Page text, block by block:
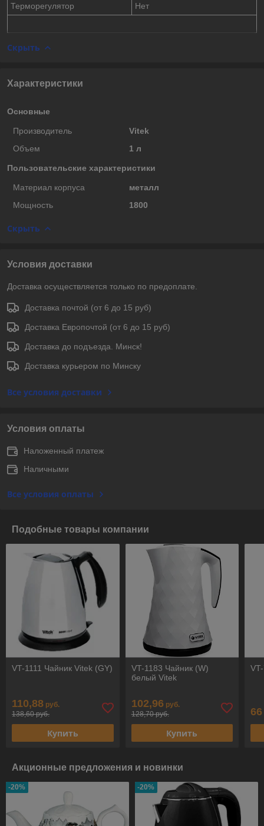
Терморегулятор
Нет
Скрыть
Характеристики
Основные
Производитель
Vitek
Объем
1 л
Пользовательские характеристики
Материал корпуса
металл
Мощность
1800
Скрыть
Условия доставки
Доставка осуществляется только по предоплате.
Доставка почтой (от 6 до 15 руб)
Доставка Европочтой (от 6 до 15 руб)
Доставка до подъезда. Минск!
Доставка курьером по Минску
Все условия доставки
Условия оплаты
Наложенный платеж
Наличными
Все условия оплаты
Подобные товары компании
VT-1111 Чайник Vitek (GY)
110,88 руб.
138,60 руб.
Купить
VT-1183 Чайник (W)
белый Vitek
102,96 руб.
128,70 руб.
Купить
66
Акционные предложения и новинки
-20% -20%